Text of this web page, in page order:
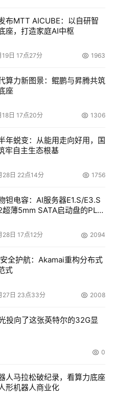
这是联想针对中小企业用
，经过三年的成功运作，
到了广大用户的认可，在
代防雷击的特点后，再次推
出地位。
怀信心的表示：“对于领
差异化技术创新。”
费近300万
全面推出。
潮”，英文标识“Inspur”已
国家则单独使用英文标识。
网站域名，也将由
名 www.inspur.com 。新的
浪潮”的命名与发音已经
验，适合国际化推广应用。
集团生产的硬件新品的标
布MTT AICUBE：以自研智
座，打造家庭AI中枢
日 17点27分 1963
算力新图景：鲲鹏与昇腾共筑
座
日 17点20分 1306
年蜕变：从能用走向好用，国
牢自主生态根基
日 22点14分 1756
钽电容：AI服务器E1.S/E3.S
超薄5mm SATA启动盘的PLP
日 17点12分 2094
全护航：Akamai重构分布式
式
27日 23点33分 2008
投向了这张英特尔的32G显
0
人马拉松破纪录，看算力底座
形机器人商业化